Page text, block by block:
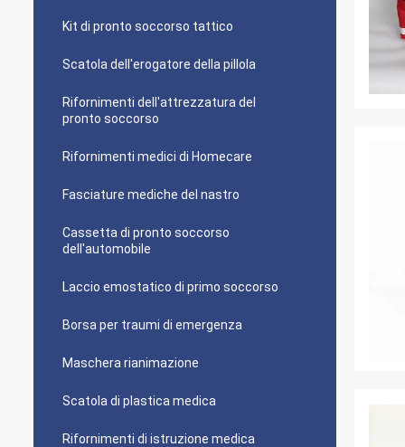
Kit di pronto soccorso tattico
Scatola dell'erogatore della pillola
Rifornimenti dell'attrezzatura del
pronto soccorso
Rifornimenti medici di Homecare
Fasciature mediche del nastro
Cassetta di pronto soccorso
dell'automobile
Laccio emostatico di primo soccorso
Borsa per traumi di emergenza
Maschera rianimazione
Scatola di plastica medica
Rifornimenti di istruzione medica